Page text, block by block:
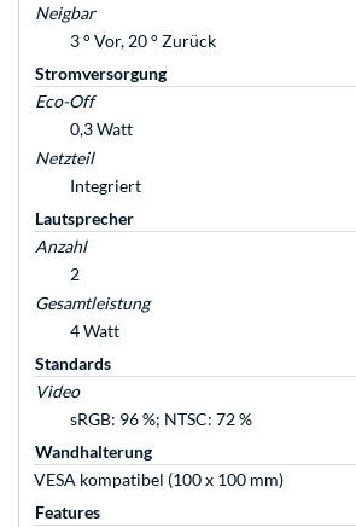
Neigbar
3 ° Vor, 20 ° Zurück
Stromversorgung
Eco-Off
0,3 Watt
Netzteil
Integriert
Lautsprecher
Anzahl
2
Gesamtleistung
4 Watt
Standards
Video
sRGB: 96 %; NTSC: 72 %
Wandhalterung
VESA kompatibel (100 x 100 mm)
Features